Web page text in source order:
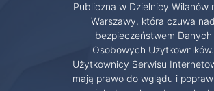
Publiczna w Dzielnicy Wilanów
Warszawy, która czuwa nad
bezpieczeństwem Danych
Osobowych Użytkowników.
Użytkownicy Serwisu
mają prawo do wglądu i